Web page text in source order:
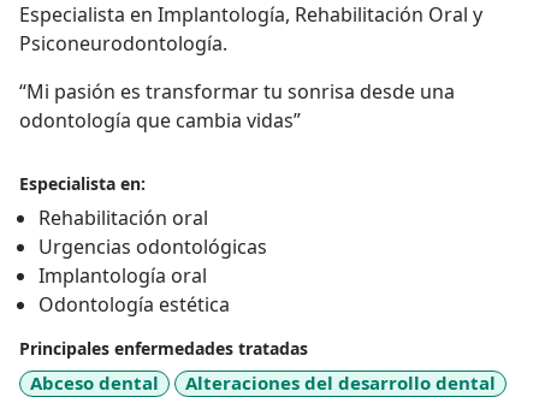
Especialista en Implantología, Rehabilitación Oral y
Psiconeurodontología.
“Mi pasión es transformar tu sonrisa desde una
odontología que cambia vidas”
Especialista en:
Rehabilitación oral
Urgencias odontológicas
Implantología oral
Odontología estética
Principales enfermedades tratadas
Abceso dental
Alteraciones del desarrollo dental